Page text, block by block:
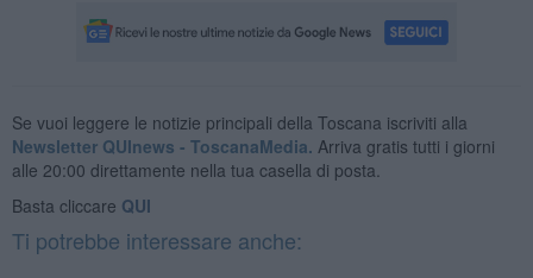
Se vuoi leggere le notizie principali della Toscana iscriviti alla
Newsletter QUInews - ToscanaMedia. Arriva gratis tutti i giorni
alle 20:00 direttamente nella tua casella di posta.
Basta cliccare QUI
Ti potrebbe interessare anche: